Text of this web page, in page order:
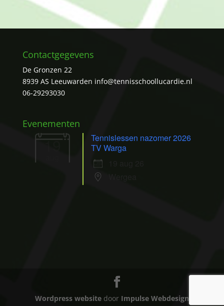
Contactgegevens
De Gronzen 22
8939 AS Leeuwarden info@tennisschoollucardie.nl
06-29293030
Evenementen
19
Tennislessen nazomer 2026
TV Warga
Wordpress websitedoor Impulse Webdesign